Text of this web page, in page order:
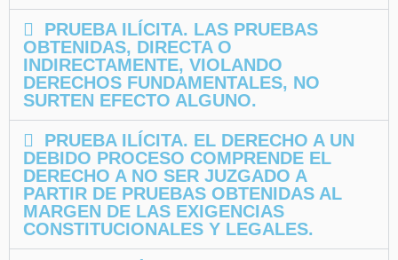
PRUEBA ILÍCITA. LAS PRUEBAS
OBTENIDAS, DIRECTA O
INDIRECTAMENTE, VIOLANDO
DERECHOS FUNDAMENTALES, NO
SURTEN EFECTO ALGUNO.
PRUEBA ILÍCITA. EL DERECHO A UN
DEBIDO PROCESO COMPRENDE EL
DERECHO A NO SER JUZGADO A
PARTIR DE PRUEBAS OBTENIDAS AL
MARGEN DE LAS EXIGENCIAS
CONSTITUCIONALES Y LEGALES.